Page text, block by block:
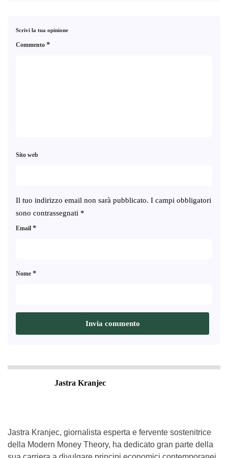
Scrivi la tua opinione
Il tuo indirizzo email non sarà pubblicato. I campi obbligatori
sono contrassegnati *
Commento *
Nome *
Email *
Sito web
Jastra Kranjec
Jastra Kranjec, giornalista esperta e fervente sostenitrice
della Modern Money Theory, ha dedicato gran parte della